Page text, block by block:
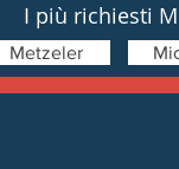
I più richiesti
Metzeler